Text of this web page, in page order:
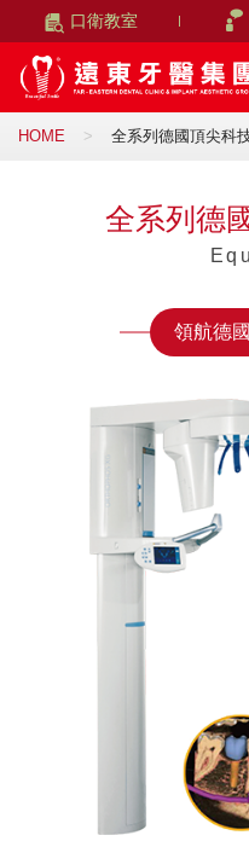
口衛教室
HOME 全系列德國頂尖科
全系列德
領航德